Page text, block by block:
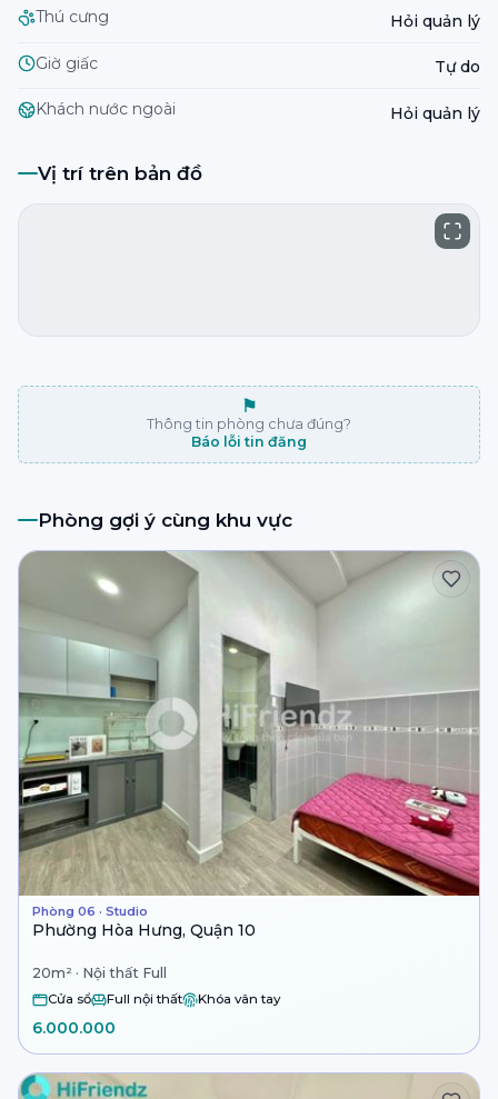
Thú cưng Hỏi quản lý
Giờ giấc Tự do
Khách nước ngoài Hỏi quản lý
Vị trí trên bản đồ
⚑
Thông tin phòng chưa đúng?
Báo lỗi tin đăng
Phòng gợi ý cùng khu vực
Phòng 06 · Studio
Phường Hòa Hưng, Quận 10
20m² · Nội thất Full
Cửa sổ Full nội thất Khóa vân tay
6.000.000